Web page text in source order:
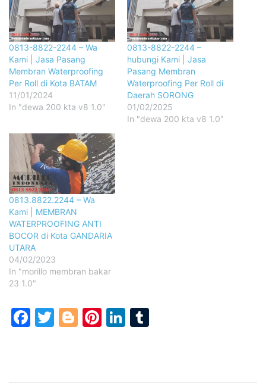
0813-8822-2244 – Wa
Kami | Jasa Pasang
Membran Waterproofing
Per Roll di Kota BATAM
11/01/2024
In "dewa 200 kta v8 1.0"
0813-8822-2244 –
hubungi Kami | Jasa
Pasang Membran
Waterproofing Per Roll di
Daerah SORONG
01/02/2025
In "dewa 200 kta v8 1.0"
0813.8822.2244 – Wa
Kami | MEMBRAN
WATERPROOFING ANTI
BOCOR di Kota GANDARIA
UTARA
04/02/2023
In "morillo membran bakar
23 1.0"
Facebook
Twitter
Blogger
Pinterest
LinkedIn